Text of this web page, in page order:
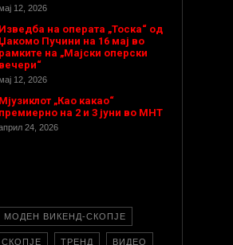
12, 2026
Изведба на операта „Тоска“ од
Џакомо Пучини на 16 мај во
рамките на „Мајски оперски
вечери“
12, 2026
Мјузиклот „Као какао“
премиерно на 2 и 3 јуни во МНТ
24, 2026
МОДЕН ВИКЕНД-СКОПЈЕ
СКОПЈЕ ТРЕНД ВИДЕО